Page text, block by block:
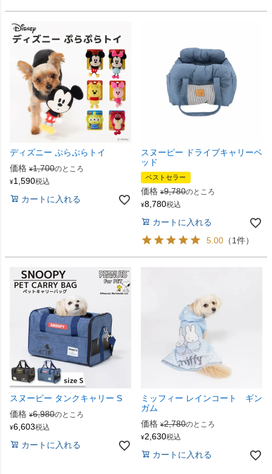
ディズニー ぷらぷらトイ
価格 ¥1,700のところ
¥1,590税込
カートに入れる
スヌーピー ドライブキャリーベ
ッド
ベストセラー
価格 ¥9,780のところ
¥8,780税込
カートに入れる
5.00 （1件）
スヌーピー タンクキャリー S
価格 ¥6,980のところ
¥6,603税込
カートに入れる
ミッフィー レインコート ギン
ガム
価格 ¥2,780のところ
¥2,630税込
カートに入れる